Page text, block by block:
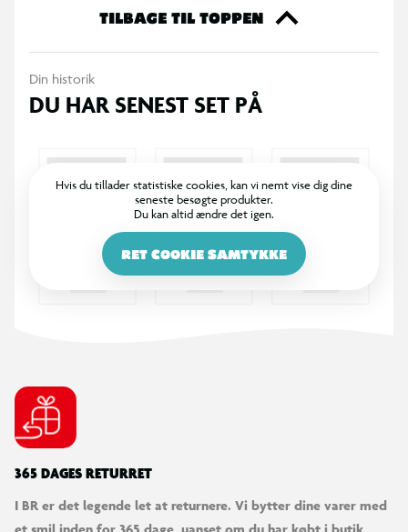
TILBAGE TIL TOPPEN
Din historik
DU HAR SENEST SET PÅ
Hvis du tillader statistiske cookies, kan vi nemt vise dig dine
seneste besøgte produkter.
Du kan altid ændre det igen.
RET COOKIE SAMTYKKE
365 DAGES RETURRET
I BR er det legende let at returnere. Vi bytter dine varer med